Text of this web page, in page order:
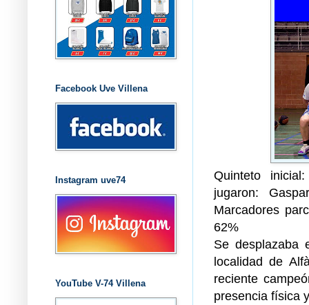
Quinteto
jugaron:
Marcadores
62%
Se desplazaba
localidad de
reciente
presencia física
Facebook Uve Villena
Instagram uve74
YouTube V-74 Villena